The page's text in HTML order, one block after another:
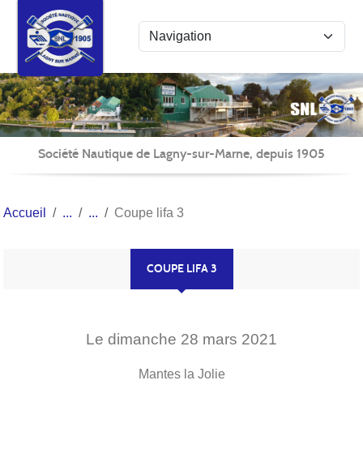
Société Nautique de Lagny-sur-Marne, depuis 1905
Accueil Coupe lifa 3
COUPE LIFA 3
Le dimanche 28 mars 2021
Mantes la Jolie
Panneau de gestion des cookies